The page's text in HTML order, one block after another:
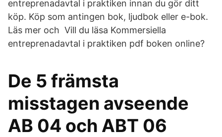
entreprenadavtal i praktiken innan du gör ditt
köp. Köp som antingen bok, ljudbok eller e-bok.
Läs mer och Vill du läsa Kommersiella
entreprenadavtal i praktiken pdf boken online?
De 5 främsta
misstagen avseende
AB 04 och ABT 06